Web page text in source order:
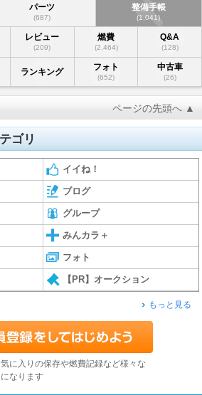
パーツ
(687)
整備手帳
(1,041)
レビュー
(209)
燃費
(2,464)
Q&A
(128)
ランキング フォト
(652)
中古車
(26)
ページの先頭へ ▲
ゴリ
イイね！
ブログ
グループ
みんカラ＋
フォト
【PR】オークション
もっと見る
に入りの保存や燃費記録など様々な
なります